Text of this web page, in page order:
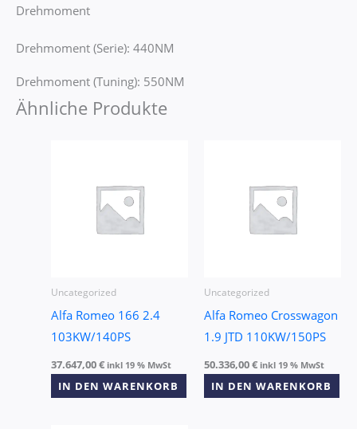
Drehmoment
Drehmoment (Serie): 440NM
Drehmoment (Tuning): 550NM
Ähnliche Produkte
Uncategorized
Alfa Romeo 166 2.4
103KW/140PS
37.647,00€ inkl 19 % MwSt
IN DEN WARENKORB
Uncategorized
Alfa Romeo Crosswagon
1.9 JTD 110KW/150PS
50.336,00€ inkl 19 % MwSt
IN DEN WARENKORB